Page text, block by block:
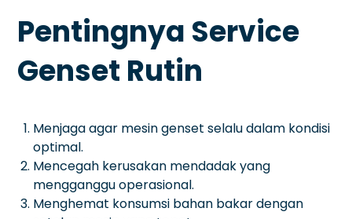
Pentingnya Service
Genset Rutin
Menjaga agar mesin genset selalu dalam kondisi
optimal.
Mencegah kerusakan mendadak yang
mengganggu operasional.
Menghemat konsumsi bahan bakar dengan